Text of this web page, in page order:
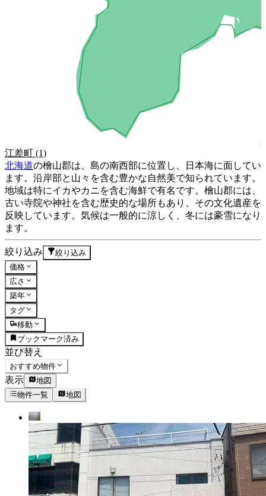
江差町 (1)
北海道の檜山郡は、島の南西部に位置し、日本海に面してい
ます。沿岸部と山々を含む豊かな自然美で知られています。
地域は特にイカやカニを含む海鮮で有名です。檜山郡には、
古い寺院や神社を含む歴史的な場所もあり、その文化遺産を
反映しています。気候は一般的に涼しく、冬には豪雪になり
ます。
絞り込み
絞り込み
価格
広さ
築年
タグ
移動
ブックマーク済み
並び替え
おすすめ物件
表示
地図
物件一覧
地図